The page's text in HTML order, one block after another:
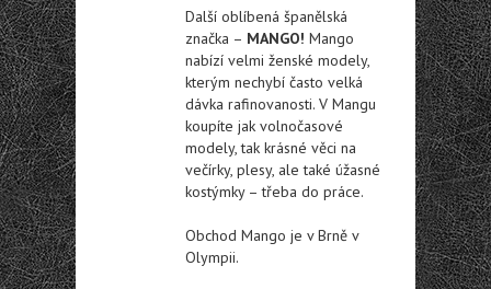
Další oblíbená španělská
značka – MANGO! Mango
nabízí velmi ženské modely,
kterým nechybí často velká
dávka rafinovanosti. V Mangu
koupíte jak volnočasové
modely, tak krásné věci na
večírky, plesy, ale také úžasné
kostýmky – třeba do práce.
Obchod Mango je v Brně v
Olympii.